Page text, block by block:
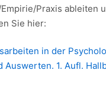
Praxis ableiten
Sie hier:
in der
1. Aufl.